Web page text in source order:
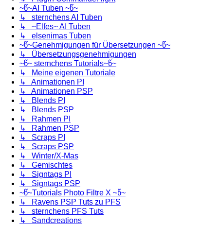
~წ~AI Tuben ~წ~
↳ sternchens AI Tuben
↳ ~Elfes~ AI Tuben
↳ elsenimas Tuben
~წ~Genehmigungen für Übersetzungen ~წ~
↳ Übersetzungsgenehmigungen
~წ~ sternchens Tutorials~წ~
↳ Meine eigenen Tutoriale
↳ Animationen PI
↳ Animationen PSP
↳ Blends PI
↳ Blends PSP
↳ Rahmen PI
↳ Rahmen PSP
↳ Scraps PI
↳ Scraps PSP
↳ Winter/X-Mas
↳ Gemischtes
↳ Signtags PI
↳ Signtags PSP
~წ~Tutorials Photo Filtre X ~წ~
↳ Ravens PSP Tuts zu PFS
↳ sternchens PFS Tuts
↳ Sandcreations